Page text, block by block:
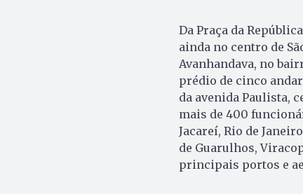
Da Praça da
ainda no centro de
Avanhandava, no
prédio de cinco
da avenida Paulista,
mais de 400
Jacareí, Rio de
de Guarulhos,
principais portos e